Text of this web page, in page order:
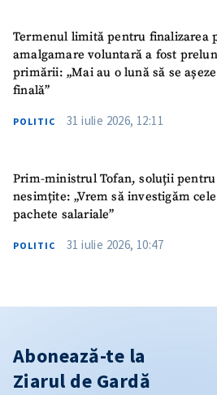
Termenul limită pentru finalizarea
amalgamare voluntară a fost
primării: „Mai au o lună să se
finală”
POLITIC 31 iulie 2026, 12:11
Prim-ministrul Tofan, soluții
nesimțite: „Vrem să investigăm
pachete salariale”
POLITIC 31 iulie 2026, 10:47
Abonează-te la
Ziarul de Gardă